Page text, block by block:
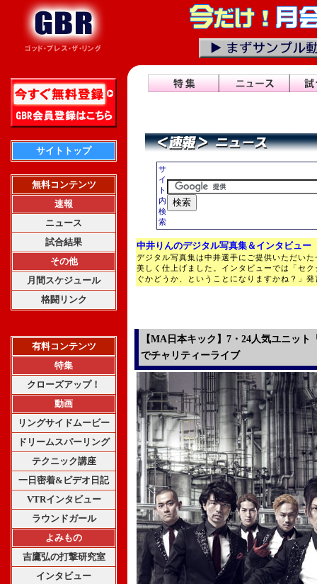
サイトトップ
無料コンテンツ
速報
ニュース
試合結果
その他
月間スケジュール
格闘リンク
有料コンテンツ
特集
クローズアップ！
動画
リングサイドムービー
ドリームスパーリング
テクニック講座
一日密着&ビデオ日記
VTRインタビュー
ラウンドガール
よみもの
吉鷹弘の打撃研究室
インタビュー
サ
イ
ト
内
検
索
中井りんのデジタル写真集＆インタビュー
デジタル写真集は中井選手にご提供いただい
美しく仕上げました。インタビューでは「セ
ぐかどうか、ということになりますかね？」発
【MA日本キック】7・24人気ユニッ
でチャリティーライブ